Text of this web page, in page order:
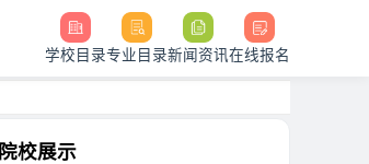
学校目录专业目录新闻资讯在线报名
院校展示